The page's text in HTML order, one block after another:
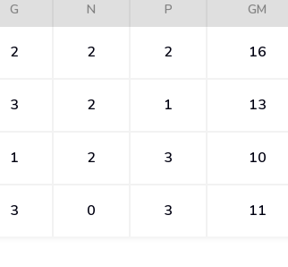
G N P GM
2 2 2 16
3 2 1 13
1 2 3 10
3 0 3 11